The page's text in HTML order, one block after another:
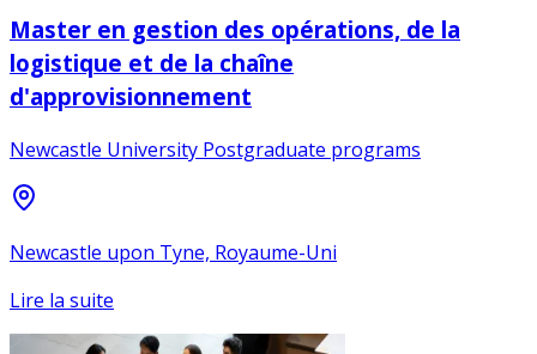
Master en gestion des opérations, de la
logistique et de la chaîne
d'approvisionnement
Newcastle University Postgraduate programs
Newcastle upon Tyne, Royaume-Uni
Lire la suite